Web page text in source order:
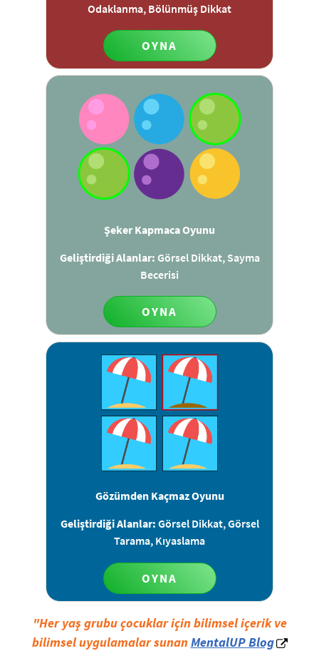
Odaklanma, Bölünmüş Dikkat
OYNA
Şeker Kapmaca Oyunu
Geliştirdiği Alanlar: Görsel Dikkat, Sayma
Becerisi
OYNA
Gözümden Kaçmaz Oyunu
Geliştirdiği Alanlar: Görsel Dikkat, Görsel
Tarama, Kıyaslama
OYNA
"Her yaş grubu çocuklar için bilimsel içerik ve
bilimsel uygulamalar sunanMentalUP Blog